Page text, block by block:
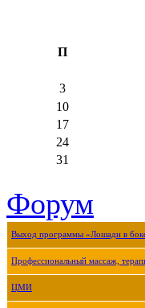
П
3
10
17
24
31
Форум
Выход программы «Лошади в
Профессиональный массаж,
ЦМИ